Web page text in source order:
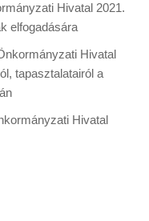
Hivatal 2021.
elfogadására
Hivatal
tapasztalatairól a
Hivatal